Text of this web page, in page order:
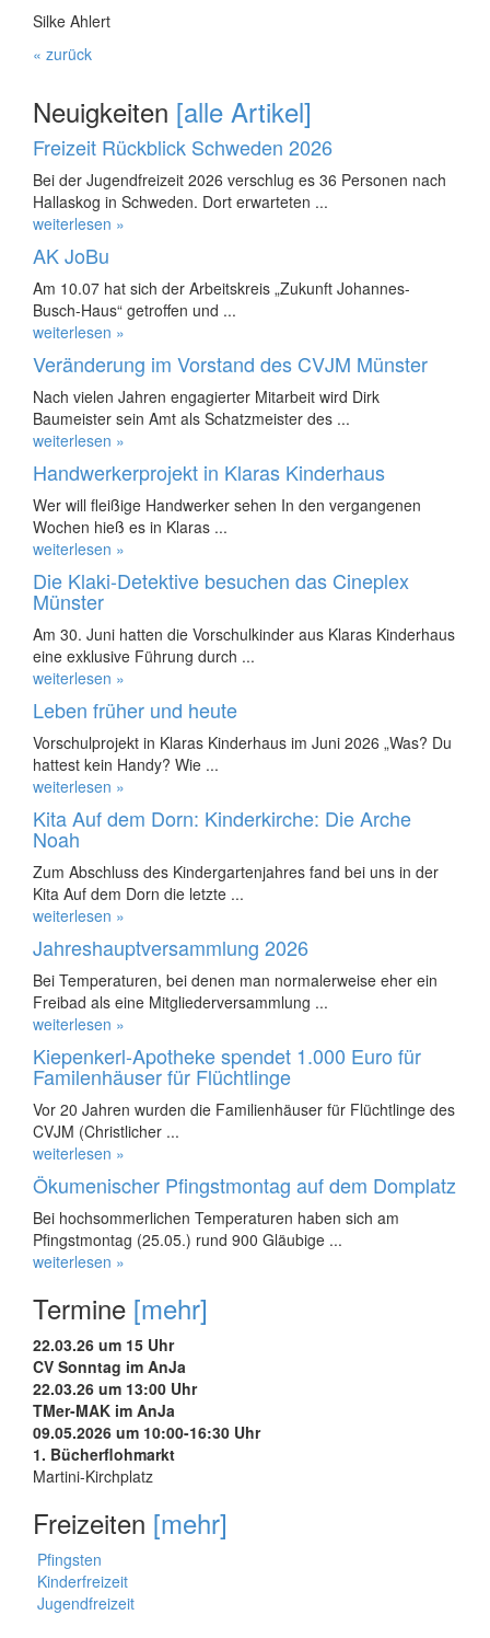
Silke Ahlert
« zurück
Neuigkeiten [alle Artikel]
Freizeit Rückblick Schweden 2026
Bei der Jugendfreizeit 2026 verschlug es 36 Personen nach
Hallaskog in Schweden. Dort erwarteten ...
weiterlesen »
AK JoBu
Am 10.07 hat sich der Arbeitskreis „Zukunft Johannes-
Busch-Haus“ getroffen und ...
weiterlesen »
Veränderung im Vorstand des CVJM Münster
Nach vielen Jahren engagierter Mitarbeit wird Dirk
Baumeister sein Amt als Schatzmeister des ...
weiterlesen »
Handwerkerprojekt in Klaras Kinderhaus
Wer will fleißige Handwerker sehen In den vergangenen
Wochen hieß es in Klaras ...
weiterlesen »
Die Klaki-Detektive besuchen das Cineplex
Münster
Am 30. Juni hatten die Vorschulkinder aus Klaras Kinderhaus
eine exklusive Führung durch ...
weiterlesen »
Leben früher und heute
Vorschulprojekt in Klaras Kinderhaus im Juni 2026 „Was? Du
hattest kein Handy? Wie ...
weiterlesen »
Kita Auf dem Dorn: Kinderkirche: Die Arche
Noah
Zum Abschluss des Kindergartenjahres fand bei uns in der
Kita Auf dem Dorn die letzte ...
weiterlesen »
Jahreshauptversammlung 2026
Bei Temperaturen, bei denen man normalerweise eher ein
Freibad als eine Mitgliederversammlung ...
weiterlesen »
Kiepenkerl-Apotheke spendet 1.000 Euro für
Familenhäuser für Flüchtlinge
Vor 20 Jahren wurden die Familienhäuser für Flüchtlinge des
CVJM (Christlicher ...
weiterlesen »
Ökumenischer Pfingstmontag auf dem Domplatz
Bei hochsommerlichen Temperaturen haben sich am
Pfingstmontag (25.05.) rund 900 Gläubige ...
weiterlesen »
Termine [mehr]
22.03.26 um 15 Uhr
CV Sonntag im AnJa
22.03.26 um 13:00 Uhr
TMer-MAK im AnJa
09.05.2026 um 10:00-16:30 Uhr
1. Bücherflohmarkt
Martini-Kirchplatz
Freizeiten [mehr]
Pfingsten
Kinderfreizeit
Jugendfreizeit